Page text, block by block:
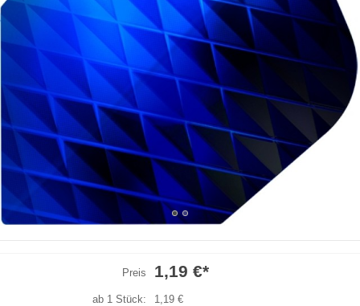
Preis 1,19 €*
ab 1 Stück:
1,19 €